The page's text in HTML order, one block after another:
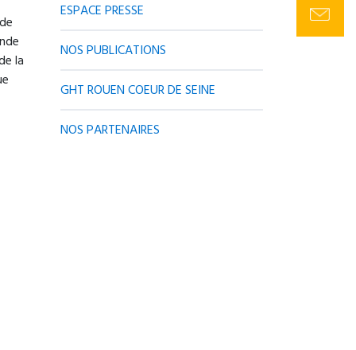
la
ESPACE PRESSE
NOS PUBLICATIONS
GHT ROUEN COEUR DE SEINE
NOS PARTENAIRES